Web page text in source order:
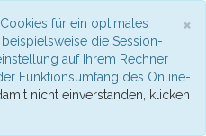
×
für ein optimales
die Session-
auf Ihrem Rechner
Funktionsumfang des Online-
nicht einverstanden, klicken